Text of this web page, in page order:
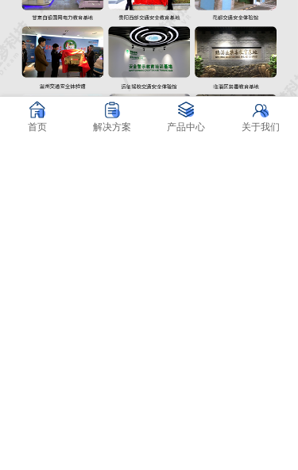
首页 解决方案 产品中心 关于我们